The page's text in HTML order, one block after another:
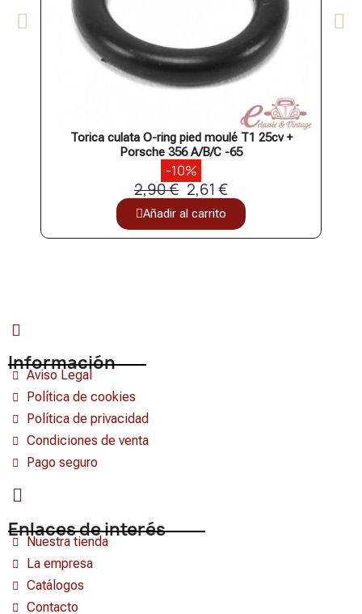
Torica culata O-ring pied moulé T1 25cv +
Porsche 356 A/B/C -65
-10%
2,90 € 2,61 €
Añadir al carrito
Información
Aviso Legal
Política de cookies
Política de privacidad
Condiciones de venta
Pago seguro
Enlaces de interés
Nuestra tienda
La empresa
Catálogos
Contacto